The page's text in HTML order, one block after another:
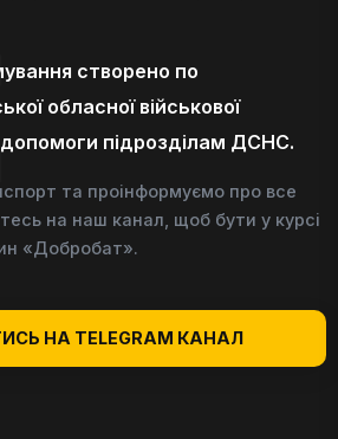
створено по
обласної військової
допомоги підрозділам ДСНС.
та проінформуємо про все
на наш канал, щоб бути у курсі
«Добробат».
НА TELEGRAM КАНАЛ